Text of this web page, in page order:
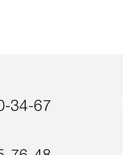
34-67